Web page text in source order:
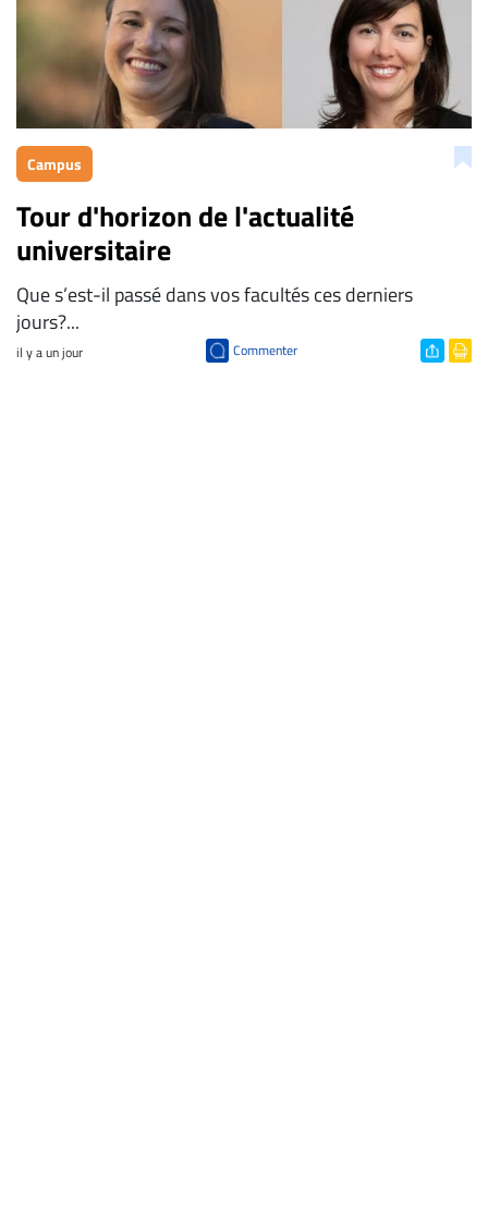
Campus
Tour d'horizon de l'actualité
universitaire
Que s’est-il passé dans vos facultés ces derniers
jours?...
il y a un jour Commenter